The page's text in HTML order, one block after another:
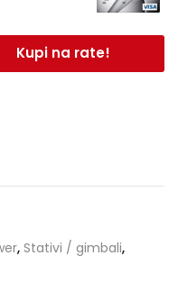
Kupi na rate!
, Stativi / gimbali,